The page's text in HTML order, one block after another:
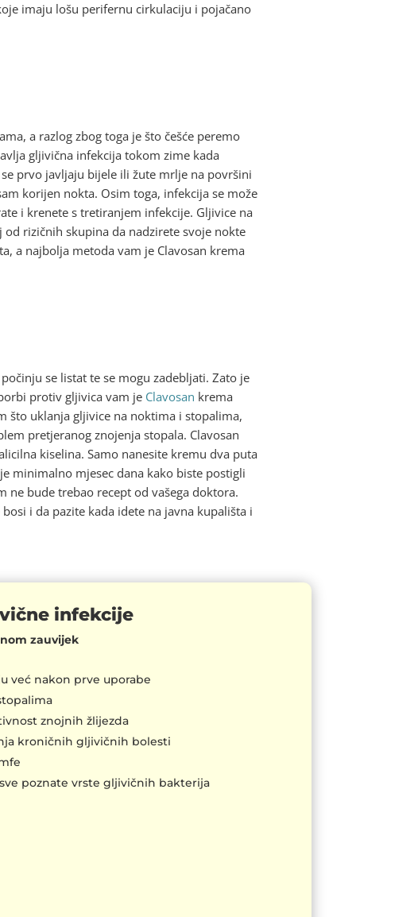
imaju lošu perifernu cirkulaciju i pojačano
a razlog zbog toga je što češće peremo
gljivična infekcija tokom zime kada
prvo javljaju bijele ili žute mrlje na površini
korijen nokta. Osim toga, infekcija se može
i krenete s tretiranjem infekcije. Gljivice na
rizičnih skupina da nadzirete svoje nokte
a najbolja metoda vam je Clavosan krema
se listat te se mogu zadebljati. Zato je
protiv gljivica vam je Clavosan krema
što uklanja gljivice na noktima i stopalima,
pretjeranog znojenja stopala. Clavosan
kiselina. Samo nanesite kremu dva puta
minimalno mjesec dana kako biste postigli
ne bude trebao recept od vašega doktora.
i da pazite kada idete na javna kupališta i
infekcije
zauvijek
već nakon prve uporabe
znojnih žlijezda
kroničnih gljivičnih bolesti
poznate vrste gljivičnih bakterija